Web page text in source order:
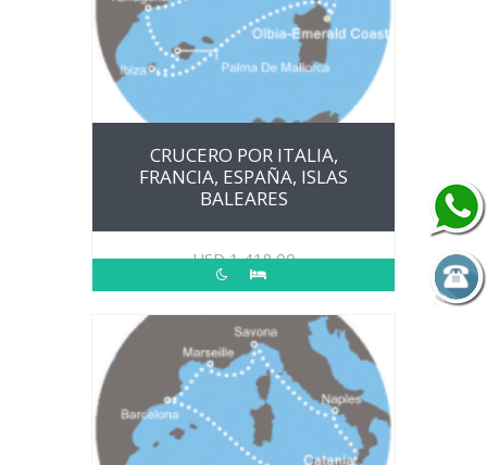
CRUCERO POR ITALIA,
FRANCIA, ESPAÑA, ISLAS
BALEARES
USD1,418.00